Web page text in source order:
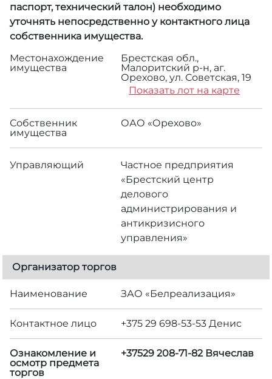
паспорт, технический талон) необходимо
уточнять непосредственно у контактного лица
собственника имущества.
Местонахождение
имущества
Брестская обл.,
Малоритский р-н, аг.
Орехово, ул. Советская, 19
Показать лот на карте
Собственник
имущества
ОАО «Орехово»
Управляющий
Частное предприятия
«Брестский центр
делового
администрирования и
антикризисного
управления»
Организатор торгов
Наименование ЗАО «Белреализация»
Контактное лицо +375 29 698-53-53 Денис
Ознакомление и
осмотр предмета
торгов
+37529 208-71-82 Вячеслав